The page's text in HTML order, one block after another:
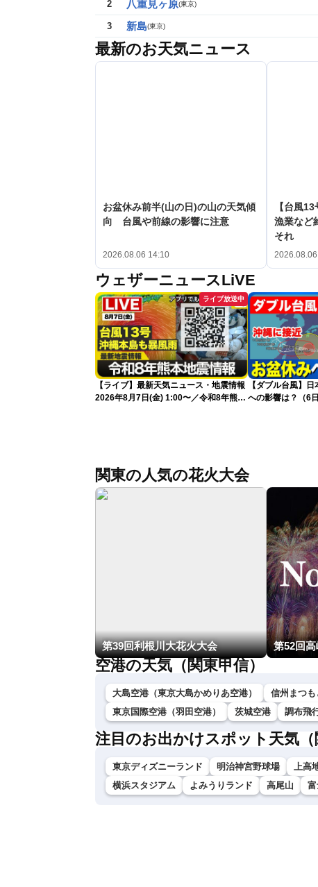
2 八重見ヶ原(東京)
3 新島(東京)
最新のお天気ニュース
お盆休み前半(山の日)の山の天気傾
向 台風や前線の影響に注意
2026.08.06 14:10
【台風
漁業など
それ
ウェザーニュースLiVE
ライブ放送中
【ライブ】最新天気ニュース・地震情報
2026年8月7日(金) 1:00〜／令和8年熊本
【ダブル台風】日本列
への影響は？（6
関東の人気の花火大会
第39回利根川大花火大会 第52回
空港の天気（関東甲信）
大島空港（東京大島かめりあ空港） 信州まつも
東京国際空港（羽田空港）
茨城空港 調布飛
注目のお出かけスポット天気（
東京ディズニーランド 明治神宮野球場 上高
横浜スタジアム
よみうりランド 高尾山